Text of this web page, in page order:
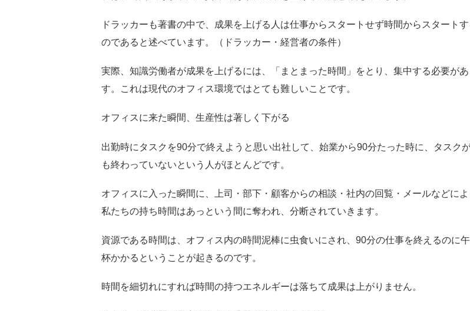
ドラッカーも著書の中で、成果を上げる人は仕事からスタートせず時間からスタートす
のであると述べています。（ドラッカー・経営者の条件）
実際、知識労働者が成果を上げるには、「まとまった時間」をとり、集中する必要があ
す。これは現代のオフィス環境ではとても難しいことです。
オフィスに来た瞬間、生産性は著しく下がる
出勤時にタスクを90分で終えようと思い出社して、始業から90分たった時に、タスク
も終わっていないという人がほとんどです。
オフィスに入った瞬間に、上司・部下・顧客からの相談・社内の回覧・メールなどによ
私たちの持ち時間はあっという間に奪われ、分断されていきます。
資源である時間は、オフィス内の時間泥棒に虫食いにされ、90分の仕事を終えるのに
杯かかるということが起きるのです。
時間を細切れにすれば時間の持つエネルギーは落ちて成果は上がりません。